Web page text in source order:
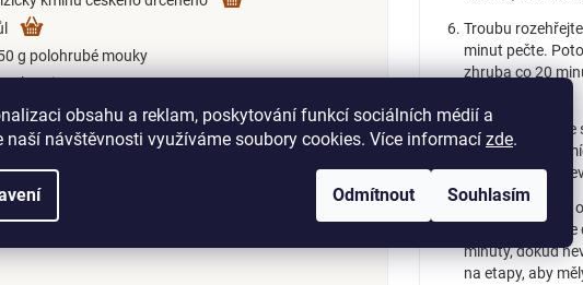
obsahu a reklam, poskytování funkcí sociálních médií a
naší návštěvnosti využíváme soubory cookies. Více informací zde.
Odmítnout Souhlasím
g polohrubé mouky
g krupice
Troubu
minut pečte.
zhruba co 20
Vejce
sůl. Za stálého
krupici, dokud
Dejte vařit
jednom
minuty, dokud
na etapy, aby